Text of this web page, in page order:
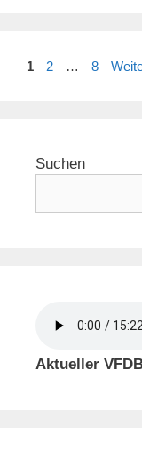
Seite
1 Seite
2 … Seite
8
Suchen
Aktueller